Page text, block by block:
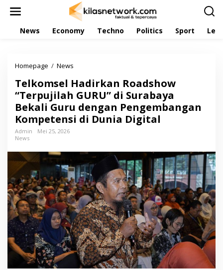
News Economy Techno Politics Sport
Homepage / News
l
k
m
s
d
i
r
k
a
n
R
o
a
d
s
Telkomsel Hadirkan Roadshow
“Terpujilah GURU” di Surabaya
Bekali Guru dengan Pengembangan
Kompetensi di Dunia Digital
Admin
Mei 25, 2026
News